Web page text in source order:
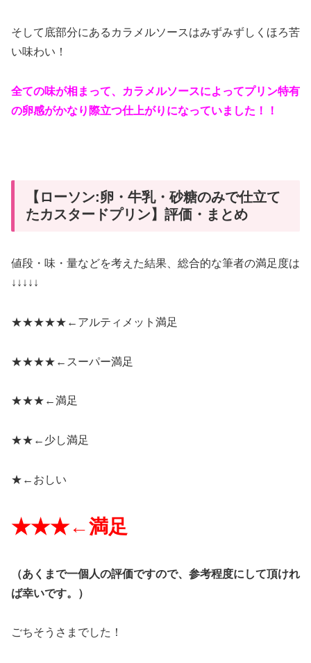
そして底部分にあるカラメルソースはみずみずしくほろ苦
い味わい！
全ての味が相まって、カラメルソースによってプリン特有
の卵感がかなり際立つ仕上がりになっていました！！
【ローソン:卵・牛乳・砂糖のみで仕立て
たカスタードプリン】評価・まとめ
値段・味・量などを考えた結果、総合的な筆者の満足度は
↓↓↓↓↓
★★★★★← アルティメット満足
★★★★← スーパー満足
★★★←満足
★★← 少し満足
★← おしい
★★★←満足
（あくまで一個人の評価ですので、参考程度にして頂けれ
ば幸いです。）
ごちそうさまでした！